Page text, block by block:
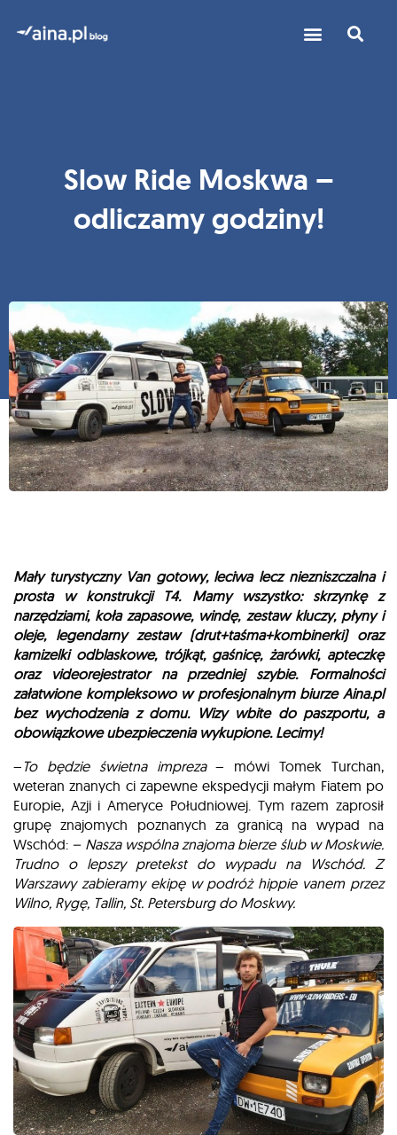
Slow Ride Moskwa –
odliczamy godziny!
Mały turystyczny Van gotowy, leciwa lecz niezniszczalna i
prosta w konstrukcji T4. Mamy wszystko: skrzynkę z
narzędziami, koła zapasowe, windę, zestaw kluczy, płyny i
oleje, legendarny zestaw (drut+taśma+kombinerki) oraz
kamizelki odblaskowe, trójkąt, gaśnicę, żarówki, apteczkę
oraz videorejestrator na przedniej szybie. Formalności
załatwione kompleksowo w profesjonalnym biurze Aina.pl
bez wychodzenia z domu. Wizy wbite do paszportu, a
obowiązkowe ubezpieczenia wykupione. Lecimy!
– To będzie świetna impreza– mówi Tomek Turchan,
weteran znanych ci zapewne ekspedycji małym Fiatem po
Europie, Azji i Ameryce Południowej. Tym razem zaprosił
grupę znajomych poznanych za granicą na wypad na
Wschód: – Nasza wspólna znajoma bierze ślub w Moskwie.
Trudno o lepszy pretekst do wypadu na Wschód. Z
Warszawy zabieramy ekipę w podróż hippie vanem przez
Wilno, Rygę, Tallin, St. Petersburg do Moskwy.